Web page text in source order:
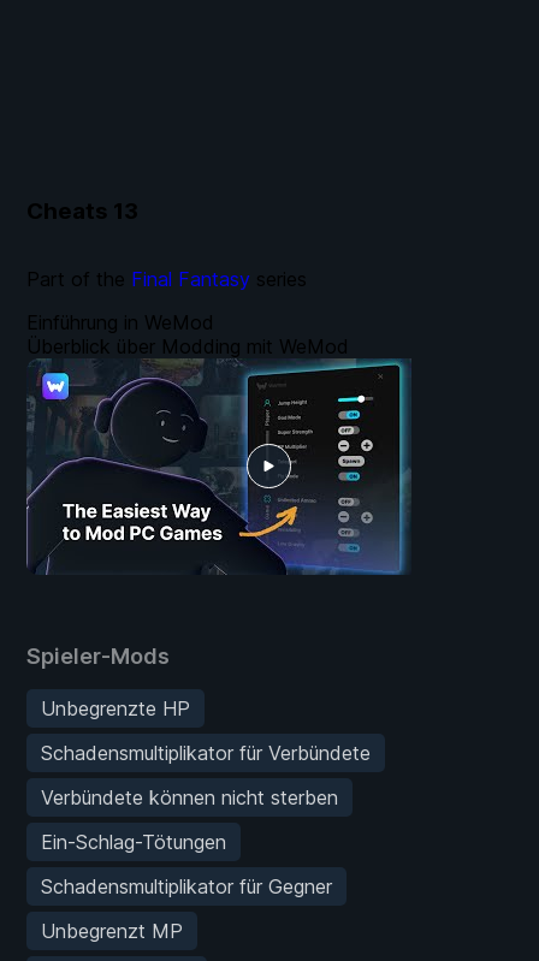
Cheats 13
Spieler-Mods
Unbegrenzte HP
Schadensmultiplikator für Verbündete
Verbündete können nicht sterben
Ein-Schlag-Tötungen
Schadensmultiplikator für Gegner
Unbegrenzt MP
Einführung in WeMod
Überblick über Modding mit WeMod
Part of the Final Fantasy series